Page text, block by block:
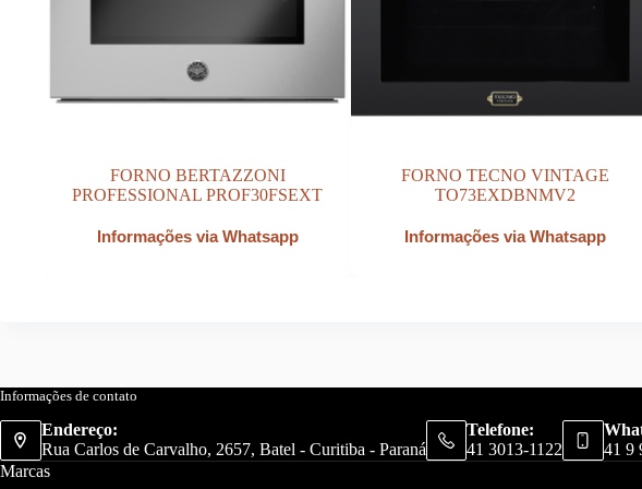
FORNO BERTAZZONI
PROFESSIONAL PROF30FSEXT
Informações via Whatsapp
FORNO TECNO VINTAGE
TO73EXDBNMV2
Informações via Whatsapp
Informações de contato
Endereço:
Rua Carlos de Carvalho, 2657, Batel - Curitiba - Paraná
Telefone:
41 3013-1122
41 9
Marcas